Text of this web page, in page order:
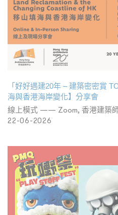
「好好遇建20年 – 建築密密賞
海與香港海岸變化】分享會
線上模式 —— Zoom, 香港建築
22-06-2026